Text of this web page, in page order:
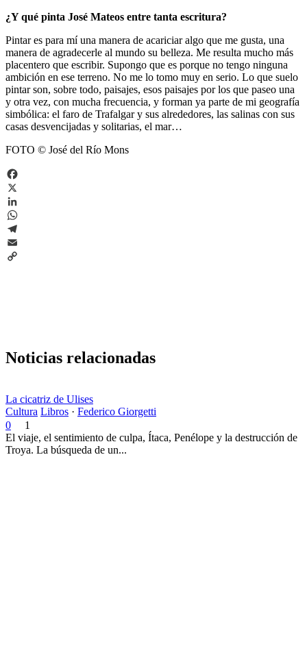
¿Y qué pinta José Mateos entre tanta escritura?
Pintar es para mí una manera de acariciar algo que me gusta, una
manera de agradecerle al mundo su belleza. Me resulta mucho más
placentero que escribir. Supongo que es porque no tengo ninguna
ambición en ese terreno. No me lo tomo muy en serio. Lo que suelo
pintar son, sobre todo, paisajes, esos paisajes por los que paseo una
y otra vez, con mucha frecuencia, y forman ya parte de mi geografía
simbólica: el faro de Trafalgar y sus alrededores, las salinas con sus
casas desvencijadas y solitarias, el mar…
FOTO © José del Río Mons
Facebook
X
LinkedIn
WhatsApp
Telegram
Email
Noticias relacionadas
La cicatriz de Ulises
Cultura Libros · Federico Giorgetti
0
1
El viaje, el sentimiento de culpa, Ítaca, Penélope y la destrucción de
Troya. La búsqueda de un...